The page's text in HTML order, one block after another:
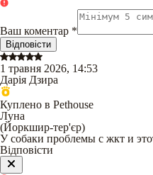
Ваш коментар *
Відповісти
1 травня 2026, 14:53
Дарія Дзира
Куплено в Pethouse
Луна
(Йоркшир-тер'єр)
У собаки проблемы с жкт и
Відповісти